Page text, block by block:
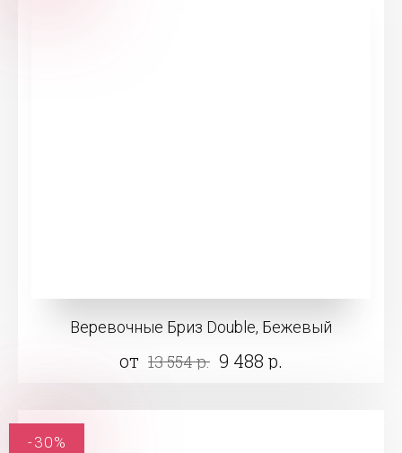
Веревочные Бриз Double, Бежевый
от 13 554 р. 9 488 р.
-30%